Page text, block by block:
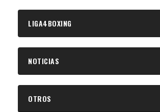
LIGA4BOXING
NOTICIAS
OTROS